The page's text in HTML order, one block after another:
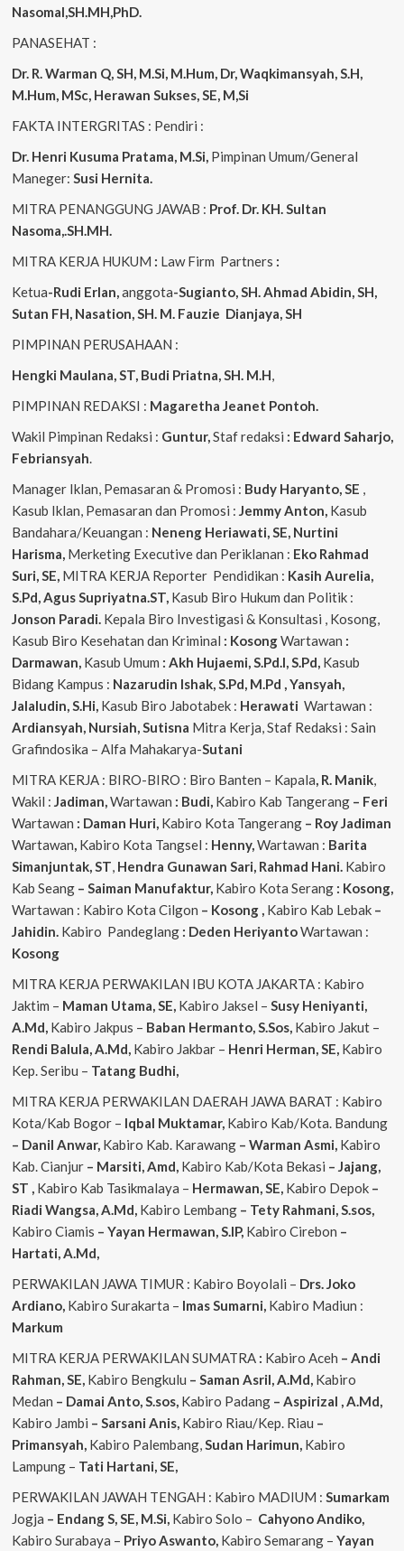
Nasomal,SH.MH,PhD.
PANASEHAT :
Dr. R. Warman Q, SH, M.Si, M.Hum, Dr, Waqkimansyah, S.H,
M.Hum, MSc, Herawan Sukses, SE, M,Si
FAKTA INTERGRITAS : Pendiri :
Dr. Henri Kusuma Pratama, M.Si, Pimpinan Umum/General
Maneger: Susi Hernita.
MITRA PENANGGUNG JAWAB : Prof. Dr. KH. Sultan
Nasoma,.SH.MH.
MITRA KERJA HUKUM : Law Firm Partners :
Ketua-Rudi Erlan,anggota-Sugianto, SH. Ahmad Abidin, SH,
Sutan FH, Nasation, SH. M. Fauzie Dianjaya, SH
PIMPINAN PERUSAHAAN :
Hengki Maulana, ST, Budi Priatna, SH. M.H,
PIMPINAN REDAKSI : Magaretha Jeanet Pontoh.
Wakil Pimpinan Redaksi : Guntur,Staf redaksi : Edward Saharjo,
Febriansyah.
Manager Iklan, Pemasaran & Promosi : Budy Haryanto, SE ,
Kasub Iklan, Pemasaran dan Promosi : Jemmy Anton, Kasub
Bandahara/Keuangan : Neneng Heriawati, SE, Nurtini
Harisma, Merketing Executive dan Periklanan : Eko Rahmad
Suri, SE, MITRA KERJA Reporter Pendidikan : Kasih Aurelia,
S.Pd, AgusSupriyatna.ST, Kasub Biro Hukum dan Politik :
Jonson Paradi. Kepala Biro Investigasi & Konsultasi , Kosong,
Kasub Biro Kesehatan dan Kriminal : KosongWartawan :
Darmawan, Kasub Umum : Akh Hujaemi, S.Pd.I, S.Pd, Kasub
Bidang Kampus : Nazarudin Ishak, S.Pd, M.Pd , Yansyah,
Jalaludin, S.Hi, Kasub Biro Jabotabek : Herawati Wartawan :
Ardiansyah, Nursiah, Sutisna Mitra Kerja, Staf Redaksi : Sain
Grafindosika – Alfa Mahakarya-Sutani
MITRA KERJA : BIRO-BIRO : Biro Banten – Kapala, R. Manik,
Wakil : Jadiman,Wartawan : Budi, Kabiro Kab Tangerang– Feri
Wartawan : Daman Huri, Kabiro Kota Tangerang– Roy Jadiman
Wartawan, Kabiro Kota Tangsel : Henny,Wartawan : Barita
Simanjuntak, ST, Hendra Gunawan Sari, Rahmad Hani. Kabiro
Kab Seang– Saiman Manufaktur, Kabiro Kota Serang : Kosong,
Wartawan : Kabiro Kota Cilgon – Kosong , Kabiro Kab Lebak–
Jahidin. Kabiro Pandeglang : Deden HeriyantoWartawan :
Kosong
MITRA KERJA PERWAKILAN IBU KOTA JAKARTA : Kabiro
Jaktim – Maman Utama, SE, Kabiro Jaksel – Susy Heniyanti,
A.Md, Kabiro Jakpus – Baban Hermanto, S.Sos, Kabiro Jakut –
Rendi Balula, A.Md, Kabiro Jakbar – Henri Herman, SE, Kabiro
Kep. Seribu – Tatang Budhi,
MITRA KERJA PERWAKILAN DAERAH JAWA BARAT : Kabiro
Kota/Kab Bogor – Iqbal Muktamar, Kabiro Kab/Kota. Bandung
– Danil Anwar, Kabiro Kab. Karawang – Warman Asmi, Kabiro
Kab. Cianjur– Marsiti, Amd, Kabiro Kab/Kota Bekasi – Jajang,
ST , Kabiro Kab Tasikmalaya – Hermawan, SE, Kabiro Depok–
Riadi Wangsa, A.Md, Kabiro Lembang– Tety Rahmani, S.sos,
Kabiro Ciamis – Yayan Hermawan, S.IP, Kabiro Cirebon –
Hartati, A.Md,
PERWAKILAN JAWA TIMUR : Kabiro Boyolali – Drs. Joko
Ardiano, Kabiro Surakarta – ImasSumarni, Kabiro Madiun :
Markum
MITRA KERJA PERWAKILAN SUMATRA : Kabiro Aceh – Andi
Rahman, SE, Kabiro Bengkulu – Saman Asril, A.Md, Kabiro
Medan – Damai Anto, S.sos, Kabiro Padang– Aspirizal , A.Md,
Kabiro Jambi – Sarsani Anis, Kabiro Riau/Kep. Riau –
Primansyah, Kabiro Palembang,Sudan Harimun, Kabiro
Lampung – Tati Hartani, SE,
PERWAKILAN JAWAH TENGAH : Kabiro MADIUM : Sumarkam
Jogja – Endang S, SE, M.Si, Kabiro Solo – CahyonoAndiko,
Kabiro Surabaya – PriyoAswanto, Kabiro Semarang – Yayan